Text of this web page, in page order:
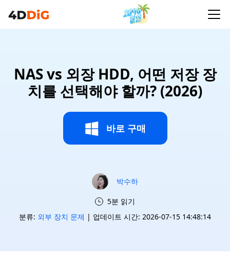
NAS vs 외장 HDD, 어떤 저장 장
치를 선택해야 할까? (2026)
바로 구매
박수하
5분 읽기
분류: 외부 장치 문제 | 업데이트 시간: 2026-07-15 14:48:14